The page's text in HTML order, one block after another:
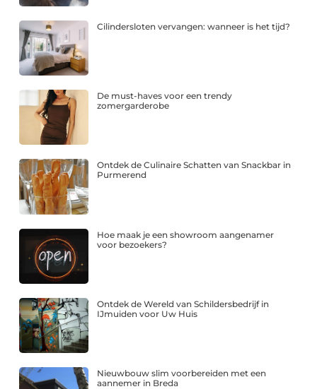
Cilindersloten vervangen: wanneer is het tijd?
De must-haves voor een trendy
zomergarderobe
Ontdek de Culinaire Schatten van Snackbar in
Purmerend
Hoe maak je een showroom aangenamer
voor bezoekers?
Ontdek de Wereld van Schildersbedrijf in
IJmuiden voor Uw Huis
Nieuwbouw slim voorbereiden met een
aannemer in Breda